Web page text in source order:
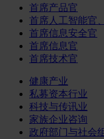
首席产品官
首席人工智能官
首席信息安全官
首席信息官
首席技术官
健康产业
私募资本行业
科技与传讯业
家族企业咨询
政府部门与社会